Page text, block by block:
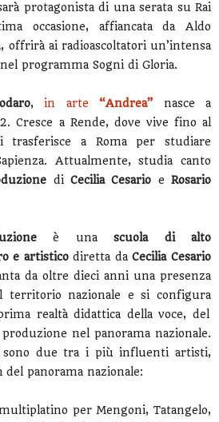
protagonista di una serata su Rai
occasione, affiancata da Aldo
offrirà ai radioascoltatori un’intensa
programma Sogni di Gloria.
,in arte “Andrea”
nasce a
Cresce a Rende, dove vive fino al
a Roma per studiare
Attualmente, studia canto
diCecilia Cesario eRosario
è una scuola di alto
e artisticodiretta daCecilia Cesario
da oltre dieci anni una presenza
nazionale e si configura
realtà didattica della voce, del
nel panorama nazionale.
sono due tra i più influenti artisti,
del panorama nazionale:
per Mengoni, Tatangelo,